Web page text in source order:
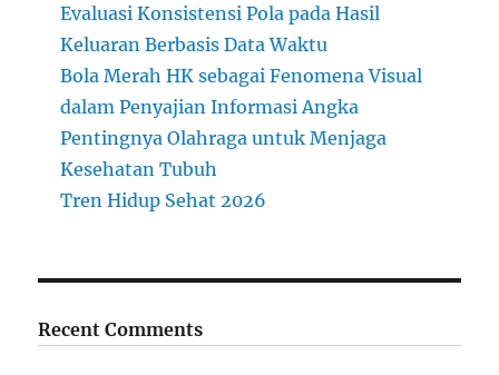
Evaluasi Konsistensi Pola pada Hasil
Keluaran Berbasis Data Waktu
Bola Merah HK sebagai Fenomena Visual
dalam Penyajian Informasi Angka
Pentingnya Olahraga untuk Menjaga
Kesehatan Tubuh
Tren Hidup Sehat 2026
Recent Comments